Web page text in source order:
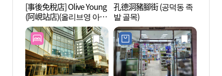
[事後免稅店] Olive Young
(阿峴站店)(올리브영 아현
역점)
孔德洞豬腳街 (공덕동 족
발 골목)